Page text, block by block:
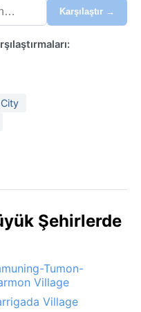
kadar süren
civarındayken,
mevsimde bu
Ağustos'ta 300
sağanaklar görülür.
serinletici
kıyafetler,
tercih edilmeli;
azaldığı ve
Nisan arasıdır.
şiddetli fırtınalar
ani sel ve rüzgar
edenlerin hava
önemlidir. Kurak
basar, yine de kısa
beklenebilir. Yigo'nun
Karşılaştır →
Şehirlerde
Tumon-
Village
Village